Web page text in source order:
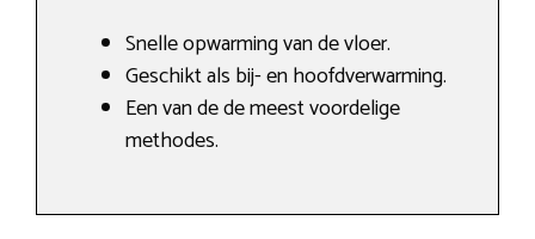
Snelle opwarming van de vloer.
Geschikt als bij- en hoofdverwarming.
Een van de de meest voordelige
methodes.